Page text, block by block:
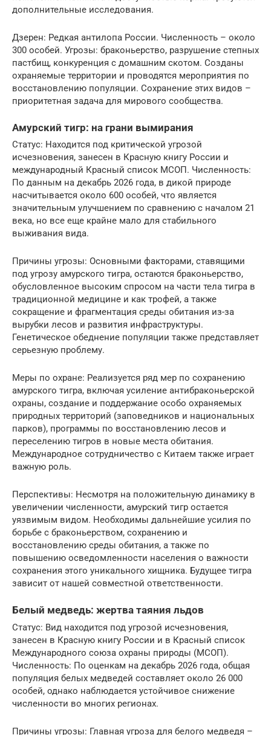
дополнительные исследования.
Дзерен: Редкая антилопа России. Численность – около
300 особей. Угрозы: браконьерство, разрушение степных
пастбищ, конкуренция с домашним скотом. Созданы
охраняемые территории и проводятся мероприятия по
восстановлению популяции. Сохранение этих видов –
приоритетная задача для мирового сообщества.
Амурский тигр: на грани вымирания
Статус: Находится под критической угрозой
исчезновения, занесен в Красную книгу России и
международный Красный список МСОП. Численность:
По данным на декабрь 2026 года, в дикой природе
насчитывается около 600 особей, что является
значительным улучшением по сравнению с началом 21
века, но все еще крайне мало для стабильного
выживания вида.
Причины угрозы: Основными факторами, ставящими
под угрозу амурского тигра, остаются браконьерство,
обусловленное высоким спросом на части тела тигра в
традиционной медицине и как трофей, а также
сокращение и фрагментация среды обитания из-за
вырубки лесов и развития инфраструктуры.
Генетическое обеднение популяции также представляет
серьезную проблему.
Меры по охране: Реализуется ряд мер по сохранению
амурского тигра, включая усиление антибраконьерской
охраны, создание и поддержание особо охраняемых
природных территорий (заповедников и национальных
парков), программы по восстановлению лесов и
переселению тигров в новые места обитания.
Международное сотрудничество с Китаем также играет
важную роль.
Перспективы: Несмотря на положительную динамику в
увеличении численности, амурский тигр остается
уязвимым видом. Необходимы дальнейшие усилия по
борьбе с браконьерством, сохранению и
восстановлению среды обитания, а также по
повышению осведомленности населения о важности
сохранения этого уникального хищника. Будущее тигра
зависит от нашей совместной ответственности.
Белый медведь: жертва таяния льдов
Статус: Вид находится под угрозой исчезновения,
занесен в Красную книгу России и в Красный список
Международного союза охраны природы (МСОП).
Численность: По оценкам на декабрь 2026 года, общая
популяция белых медведей составляет около 26 000
особей, однако наблюдается устойчивое снижение
численности во многих регионах.
Причины угрозы: Главная угроза для белого медведя –